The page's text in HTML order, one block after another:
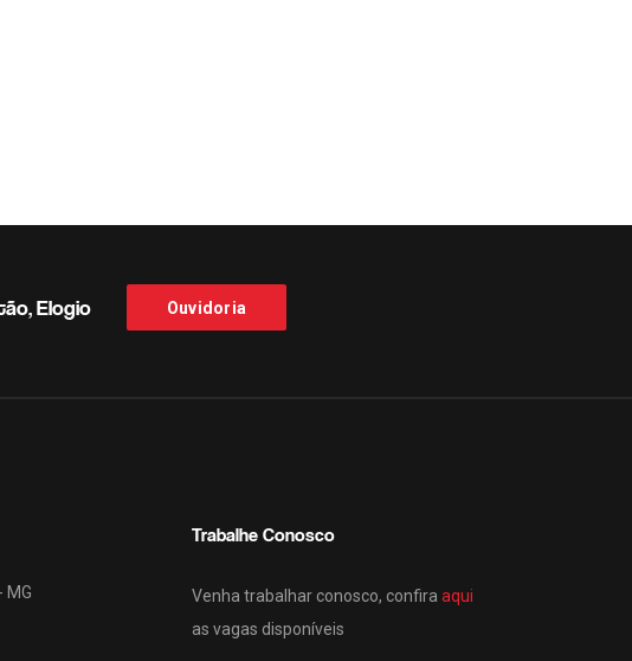
Elogio Ouvidoria
MG
Trabalhe Conosco
Venha trabalhar conosco, confira aqui
as vagas disponíveis